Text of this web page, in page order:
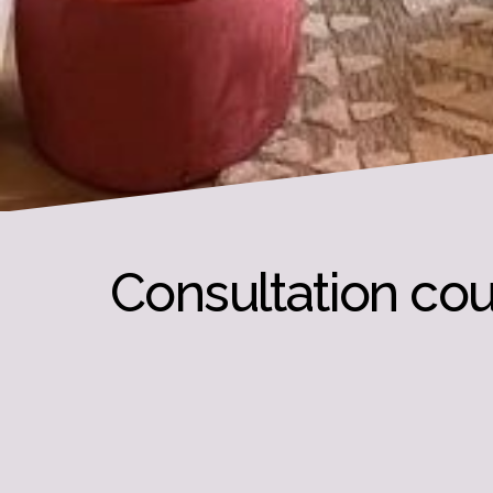
Consultation